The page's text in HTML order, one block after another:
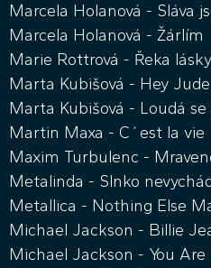
Marcela Holanová - Sláva
Marcela Holanová - Žárlím
Marie Rottrová - Řeka lásky
Marta Kubišová - Hey Jude
Marta Kubišová - Loudá
Martin Maxa - C´est la vie
Maxim Turbulenc -
Metalinda - Slnko
Metallica - Nothing Else
Michael Jackson - Billie
Michael Jackson - You